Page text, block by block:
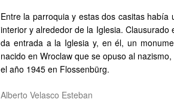
Entre la parroquia y estas dos casitas
interior y alrededor de la Iglesia.
da entrada a la Iglesia y, en él, un
nacido en Wroclaw que se opuso al
el año 1945 en Flossenbürg.
Alberto Velasco Esteban